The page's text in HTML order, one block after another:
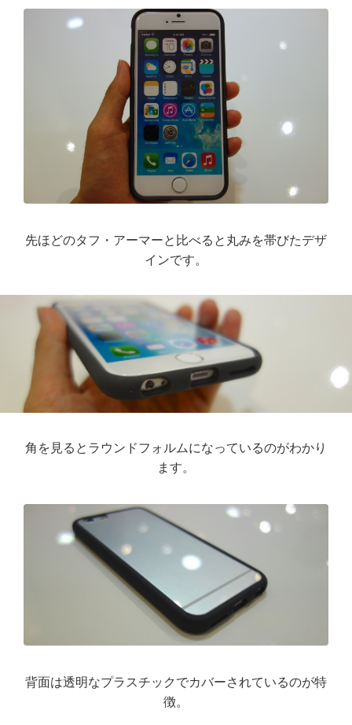
先ほどのタフ・アーマーと比べると丸みを帯びたデザ
インです。
角を見るとラウンドフォルムになっているのがわかり
ます。
背面は透明なプラスチックでカバーされているのが特
徴。